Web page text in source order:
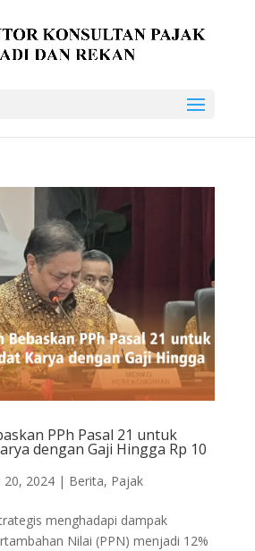
PPh Pasal 21 untuk
dengan Gaji Hingga Rp 10
20, 2024| Berita, Pajak
menghadapi dampak
Nilai (PPN) menjadi 12%